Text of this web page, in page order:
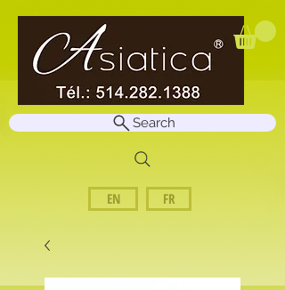
EN FR
Search